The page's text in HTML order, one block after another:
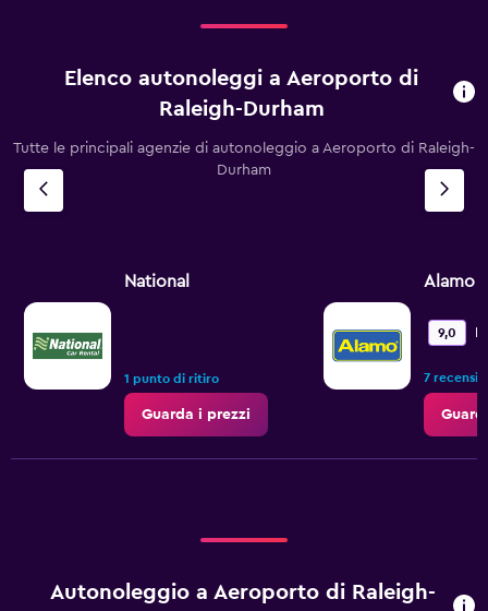
Elenco autonoleggi a Aeroporto di
Raleigh-Durham
Tutte le principali agenzie di autonoleggio a Aeroporto di Raleigh-
Durham
National
1 punto di ritiro
Guarda i prezzi
Alamo
9,0
7
Autonoleggio a Aeroporto di Raleigh-